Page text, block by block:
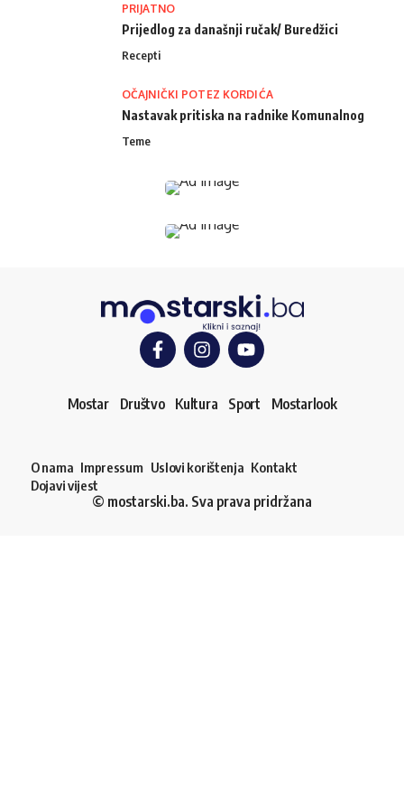
PRIJATNO
Prijedlog za današnji ručak/ Buredžici
Recepti
OČAJNIČKI POTEZ KORDIĆA
Nastavak pritiska na radnike Komunalnog
Teme
Mostar Društvo Kultura Sport Mostarlook
O nama Impressum Uslovi korištenja Kontakt
Dojavi vijest
© mostarski.ba. Sva prava pridržana